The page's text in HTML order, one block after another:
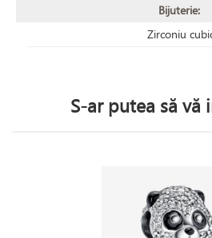
Bijuterie:
Zirconiu
S-ar putea să vă